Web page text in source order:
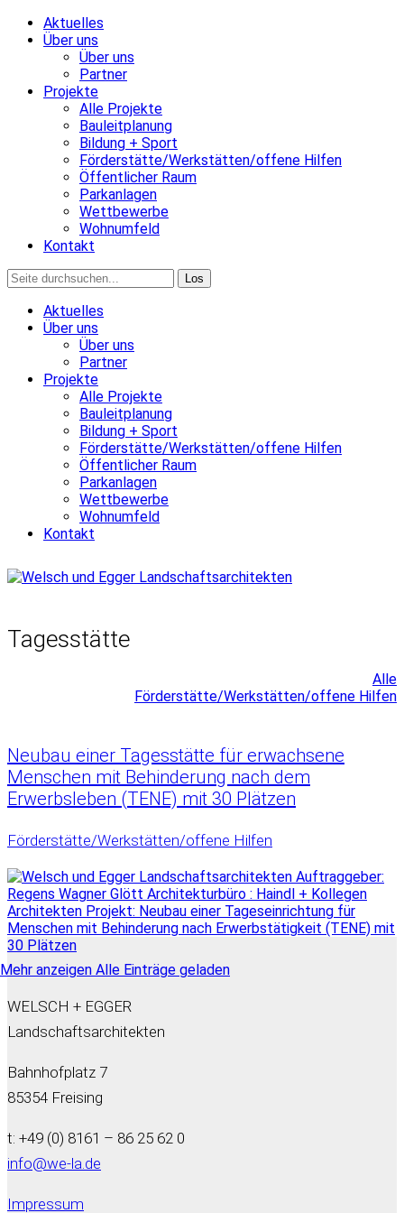
Aktuelles
Über uns
Über uns
Partner
Projekte
Alle Projekte
Bauleitplanung
Bildung + Sport
Förderstätte/Werkstätten/offene Hilfen
Öffentlicher Raum
Parkanlagen
Wettbewerbe
Wohnumfeld
Kontakt
Aktuelles
Über uns
Über uns
Partner
Projekte
Alle Projekte
Bauleitplanung
Bildung + Sport
Förderstätte/Werkstätten/offene Hilfen
Öffentlicher Raum
Parkanlagen
Wettbewerbe
Wohnumfeld
Kontakt
Tagesstätte
Alle
Förderstätte/Werkstätten/offene Hilfen
Neubau einer Tagesstätte für erwachsene
Menschen mit Behinderung nach dem
Erwerbsleben (TENE) mit 30 Plätzen
Förderstätte/Werkstätten/offene Hilfen
Mehr anzeigen Alle Einträge geladen
WELSCH + EGGER
Landschaftsarchitekten
Bahnhofplatz 7
85354 Freising
t: +49 (0) 8161 – 86 25 62 0
info@we-la.de
Impressum